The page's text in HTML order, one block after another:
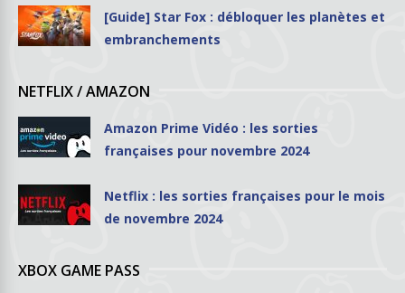
[Guide] Star Fox : débloquer les planètes et
embranchements
NETFLIX / AMAZON
Amazon Prime Vidéo : les sorties
françaises pour novembre 2024
Netflix : les sorties françaises pour le mois
de novembre 2024
XBOX GAME PASS